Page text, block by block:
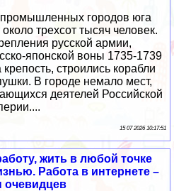
городов юга
трехсот тысяч человек.
русской армии,
японской воны 1735-1739
строились корабли
В городе немало мест,
деятелей Российской
15 07 2026 10:17:51
жить в любой точке
Работа в интернете –